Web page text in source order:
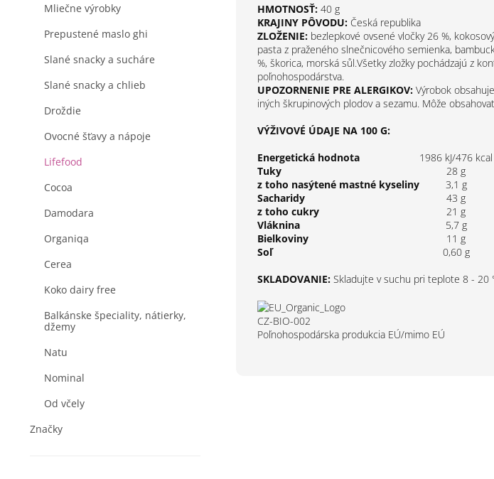
Mliečne výrobky
Prepustené maslo ghi
Slané snacky a sucháre
Slané snacky a chlieb
Droždie
Ovocné šťavy a nápoje
Lifefood
Cocoa
Damodara
Organiqa
Cerea
Koko dairy free
Balkánske špeciality, nátierky,
džemy
Natu
Nominal
Od včely
Značky
HMOTNOSŤ: 40 g
KRAJINY PÔVODU: Česká republika
ZLOŽENIE: bezlepkové ovsené vločky 26 %,
pasta z praženého slnečnicového semienka,
%, škorica, morská sůl.Všetky zložky pochádzajú z
poľnohospodárstva.
UPOZORNENIE PRE ALERGIKOV: Výrobok
iných škrupinových plodov a sezamu. Môže
VÝŽIVOVÉ ÚDAJE NA 100 G:
Energetická hodnota
1986 kJ/476 kcal
Tuky
28 g
z toho nasýtené mastné kyseliny
3,1 g
Sacharidy
43 g
z toho cukry
21 g
Vláknina
5,7 g
Bielkoviny
11 g
Soľ
0,60 g
SKLADOVANIE: Skladujte v suchu pri teplote 8 - 20
CZ-BIO-002
Poľnohospodárska produkcia EÚ/mimo EÚ